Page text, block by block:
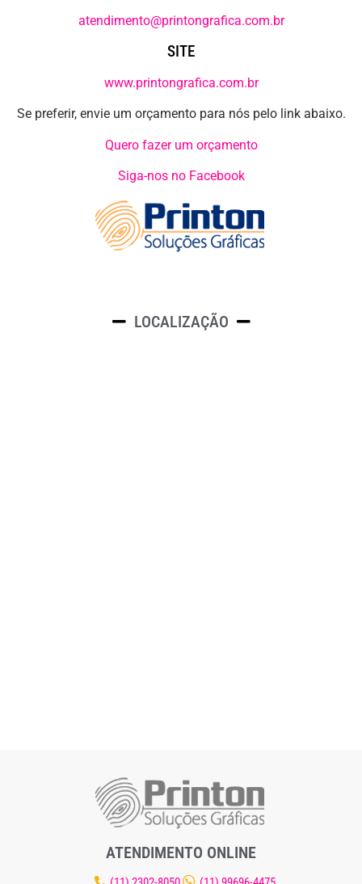
atendimento@printongrafica.com.br
SITE
www.printongrafica.com.br
Se preferir, envie um orçamento para nós pelo link abaixo.
Quero fazer um orçamento
Siga-nos no Facebook
LOCALIZAÇÃO
ATENDIMENTO ONLINE